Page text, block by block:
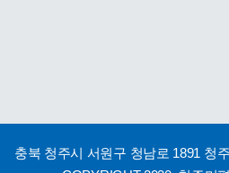
충북 청주시 서원구 청남로 1891 청